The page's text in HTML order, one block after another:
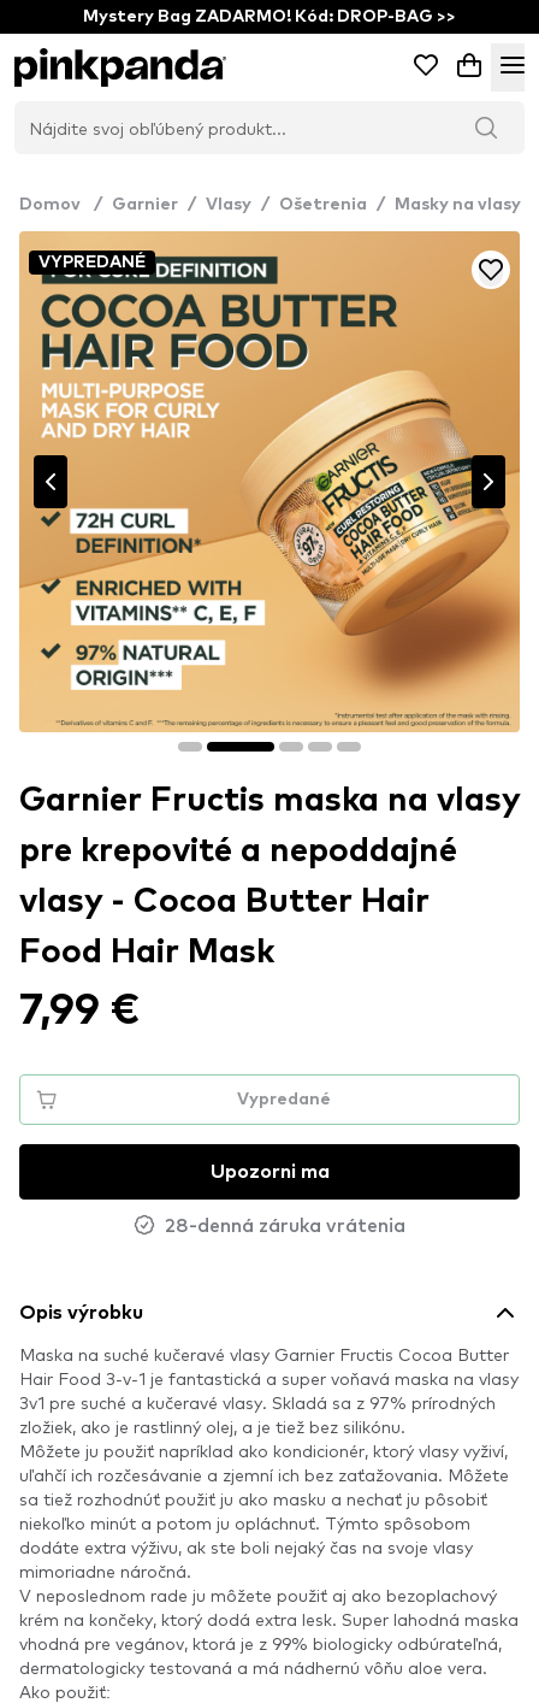
Mystery Bag ZADARMO! Kód: DROP-BAG >>
Domov / Garnier / Vlasy / Ošetrenia / Masky na vlasy
VYPREDANÉ
Garnier Fructis maska na vlasy
pre krepovité a nepoddajné
vlasy - Cocoa Butter Hair
Food Hair Mask
7,99 €
Vypredané
Upozorni ma
28-denná záruka vrátenia
Opis výrobku
Maska na suché kučeravé vlasy Garnier Fructis Cocoa Butter
Hair Food 3-v-1 je fantastická a super voňavá maska ​​na vlasy
3v1 pre suché a kučeravé vlasy. Skladá sa z 97% prírodných
zložiek, ako je rastlinný olej, a je tiež bez silikónu.
Môžete ju použiť napríklad ako kondicionér, ktorý vlasy vyživí,
uľahčí ich rozčesávanie a zjemní ich bez zaťažovania. Môžete
sa tiež rozhodnúť použiť ju ako masku a nechať ju pôsobiť
niekoľko minút a potom ju opláchnuť. Týmto spôsobom
dodáte extra výživu, ak ste boli nejaký čas na svoje vlasy
mimoriadne náročná.
V neposlednom rade ju môžete použiť aj ako bezoplachový
krém na končeky, ktorý dodá extra lesk. Super lahodná maska
​​vhodná pre vegánov, ktorá je z 99% biologicky odbúrateľná,
dermatologicky testovaná a má nádhernú vôňu aloe vera.
Ako použiť: